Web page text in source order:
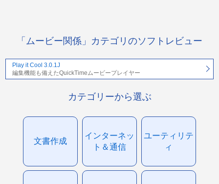
「ムービー関係」カテゴリのソフトレビュー
Play it Cool 3.0.1J
編集機能も備えたQuickTimeムービープレイヤー
カテゴリーから選ぶ
文書作成
インターネッ
ト＆通信
ユーティリテ
ィ